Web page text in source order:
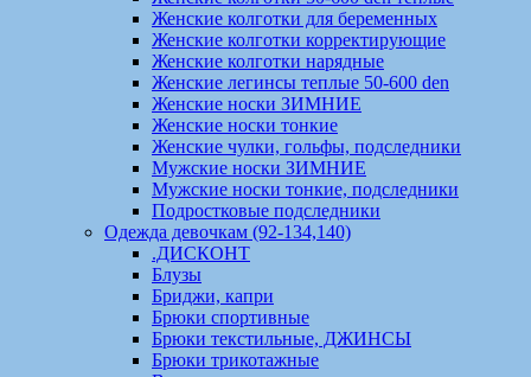
Женские колготки для беременных
Женские колготки корректирующие
Женские колготки нарядные
Женские легинсы теплые 50-600 den
Женские носки ЗИМНИЕ
Женские носки тонкие
Женские чулки, гольфы, подследники
Мужские носки ЗИМНИЕ
Мужские носки тонкие, подследники
Подростковые подследники
Одежда девочкам (92-134,140)
.ДИСКОНТ
Блузы
Бриджи, капри
Брюки спортивные
Брюки текстильные, ДЖИНСЫ
Брюки трикотажные